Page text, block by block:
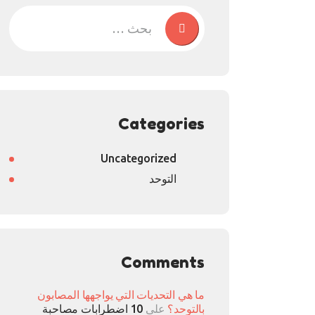
Categories
Uncategorized
التوحد
Comments
ما هي التحديات التي يواجهها المصابون
بالتوحد؟ على 10 اضطرابات مصاحبة